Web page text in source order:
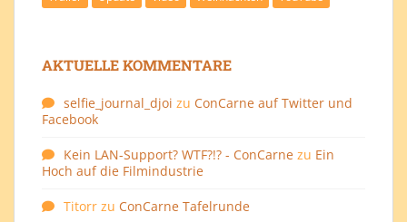
AKTUELLE KOMMENTARE
selfie_journal_djoi zu ConCarne auf Twitter und
Facebook
Kein LAN-Support? WTF?!? - ConCarne zu Ein
Hoch auf die Filmindustrie
Titorr zu ConCarne Tafelrunde